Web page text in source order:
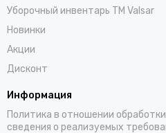
Уборочный инвентарь TM Valsar
Новинки
Акции
Дисконт
Информация
Политика в отношении
сведения о реализуемых